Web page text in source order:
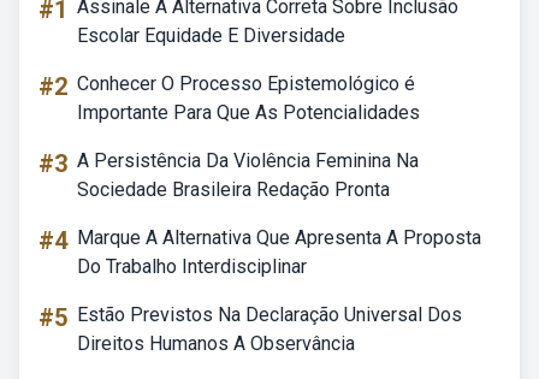
#1 Assinale A Alternativa Correta Sobre Inclusão
Escolar Equidade E Diversidade
#2 Conhecer O Processo Epistemológico é
Importante Para Que As Potencialidades
#3 A Persistência Da Violência Feminina Na
Sociedade Brasileira Redação Pronta
#4 Marque A Alternativa Que Apresenta A Proposta
Do Trabalho Interdisciplinar
#5 Estão Previstos Na Declaração Universal Dos
Direitos Humanos A Observância